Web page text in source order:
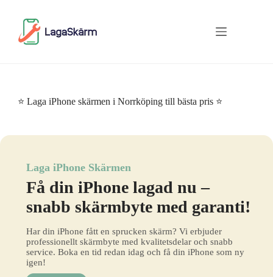
⭐ Laga iPhone skärmen i Norrköping till bästa pris ⭐
Laga iPhone Skärmen
Få din iPhone lagad nu –
snabb skärmbyte med garanti!
Har din iPhone fått en sprucken skärm? Vi erbjuder
professionellt skärmbyte med kvalitetsdelar och snabb
service. Boka en tid redan idag och få din iPhone som ny
igen!